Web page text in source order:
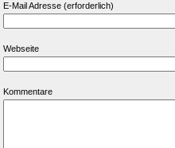
E-Mail Adresse (erforderlich)
Webseite
Kommentare